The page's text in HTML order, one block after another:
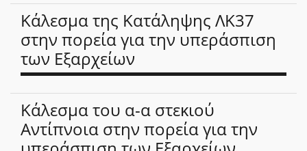
Κάλεσμα της Κατάληψης ΛΚ37
στην πορεία για την υπεράσπιση
των Εξαρχείων
Κάλεσμα του α-α στεκιού
Αντίπνοια στην πορεία για την